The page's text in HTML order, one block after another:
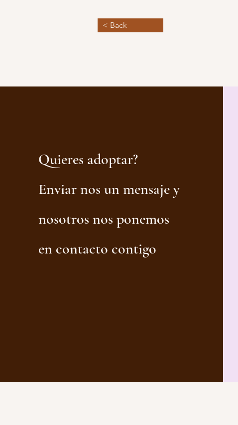
< Back
Quieres adoptar?
Enviar nos un mensaje y
nosotros nos ponemos
en contacto contigo